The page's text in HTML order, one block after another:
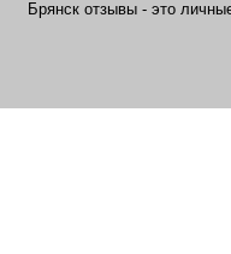
Брянск отзывы - это